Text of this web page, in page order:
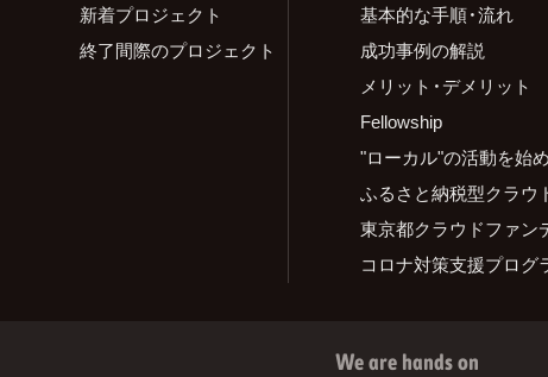
新着プロジェクト
終了間際のプロジェクト
基本的な手順・流れ
成功事例の解説
メリット・デメリット
Fellowship
"ローカル"の活動を始
ふるさと納税型クラウ
東京都クラウドファン
コロナ対策支援プログ
We are hands on